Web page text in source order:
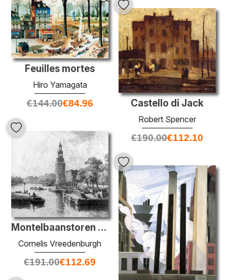
Feuilles mortes
Hiro Yamagata
€144.00€84.96 Castello di Jack
Robert Spencer
€190.00€112.10
Montelbaanstoren à Amsterdam
Cornelis Vreedenburgh
€191.00€112.69